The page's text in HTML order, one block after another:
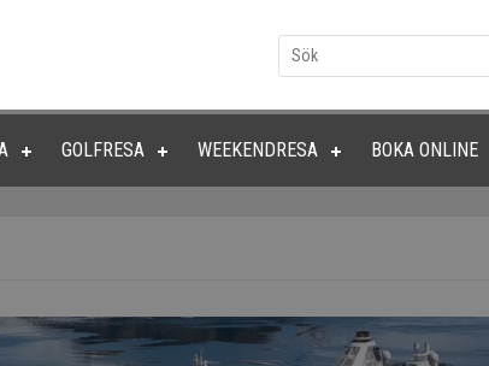
GOLFRESA WEEKENDRESA BOKA ONLINE